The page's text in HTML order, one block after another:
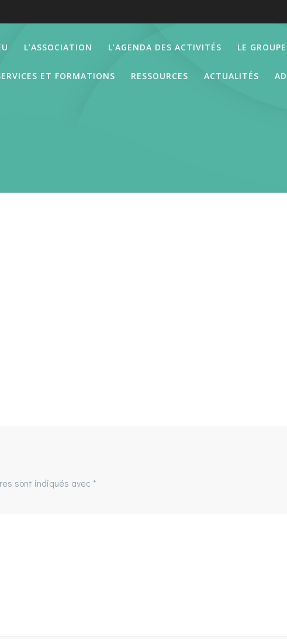
L’ASSOCIATION L’AGENDA DES ACTIVITÉS LE
ET FORMATIONS RESSOURCES ACTUALITÉS
sont indiqués avec *